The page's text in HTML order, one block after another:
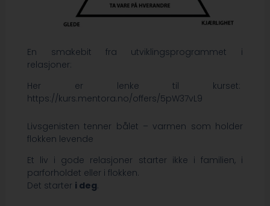
En smakebit fra utviklingsprogrammet i
relasjoner:
Her er lenke til kurset:
https://kurs.mentora.no/offers/5pW37vL9
Livsgenisten tenner bålet – varmen som holder
flokken levende
Et liv i gode relasjoner starter ikke i familien, i
parforholdet eller i flokken.
Det starter i deg.